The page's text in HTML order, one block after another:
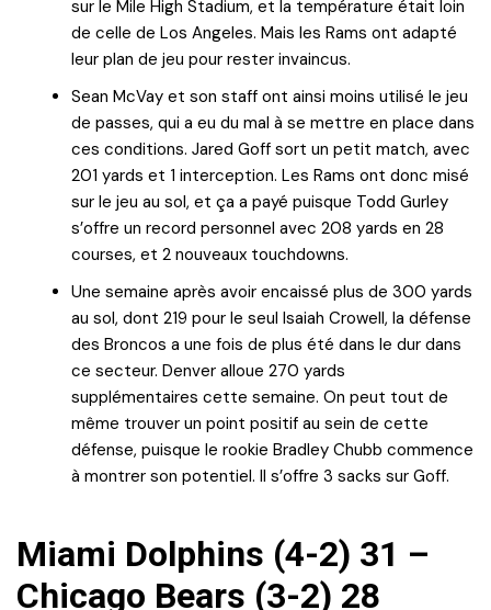
sur le Mile High Stadium, et la température était loin
de celle de Los Angeles. Mais les Rams ont adapté
leur plan de jeu pour rester invaincus.
Sean McVay et son staff ont ainsi moins utilisé le jeu
de passes, qui a eu du mal à se mettre en place dans
ces conditions. Jared Goff sort un petit match, avec
201 yards et 1 interception. Les Rams ont donc misé
sur le jeu au sol, et ça a payé puisque Todd Gurley
s’offre un record personnel avec 208 yards en 28
courses, et 2 nouveaux touchdowns.
Une semaine après avoir encaissé plus de 300 yards
au sol, dont 219 pour le seul Isaiah Crowell, la défense
des Broncos a une fois de plus été dans le dur dans
ce secteur. Denver alloue 270 yards
supplémentaires cette semaine. On peut tout de
même trouver un point positif au sein de cette
défense, puisque le rookie Bradley Chubb commence
à montrer son potentiel. Il s’offre 3 sacks sur Goff.
Miami Dolphins (4-2) 31 –
Chicago Bears (3-2) 28